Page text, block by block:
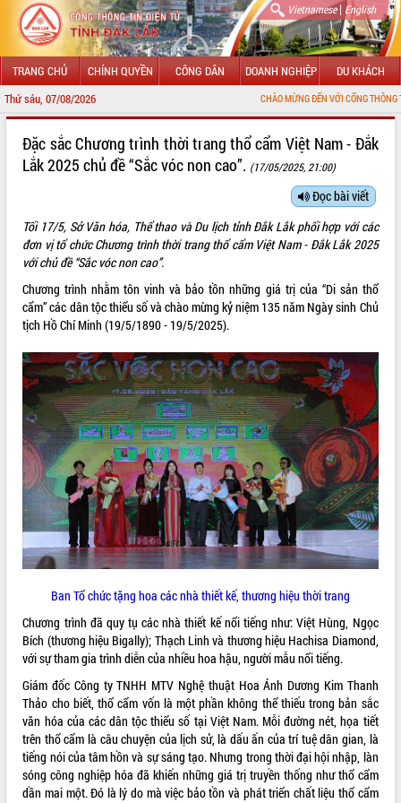
Vietnamese| English
TRANG CHỦ CHÍNH QUYỀN CÔNG DÂN DOANH NGHIỆP DU KHÁCH
Thứ sáu, 07/08/2026 CHÀO MỪNG ĐẾN VỚI CỔNG THÔNG TIN ĐIỆN TỬ
LÃNH ĐẠO UBND TỈNH
SỞ, BAN, NGÀNH
UBND CÁC XÃ, PHƯỜNG
THÔNG TIN CHỈ ĐẠO ĐIỀU HÀNH
HỆ THỐNG VĂN BẢN
VĂN BẢN HĐND TỈNH
ĐIỂM TIN VĂN BẢN
QUY HOẠCH - KẾ HOẠCH
Đặc sắc Chương trình thời trang thổ cẩm Việt Nam - Đắk
Lắk 2025 chủ đề “Sắc vóc non cao”. (17/05/2025, 21:00)
Đọc bài viết
Tối 17/5, Sở Văn hóa, Thể thao và Du lịch tỉnh Đắk Lắk phối hợp với các
đơn vị tổ chức Chương trình thời trang thổ cẩm Việt Nam - Đắk Lắk 2025
với chủ đề “Sắc vóc non cao”.
Chương trình nhằm tôn vinh và bảo tồn những giá trị của “Di sản thổ
cẩm” các dân tộc thiểu số và chào mừng kỷ niệm 135 năm Ngày sinh Chủ
tịch Hồ Chí Minh (19/5/1890 - 19/5/2025).
Ban Tổ chức tặng hoa các nhà thiết kế, thương hiệu thời trang
Chương trình đã quy tụ các nhà thiết kế nổi tiếng như: Việt Hùng, Ngọc
Bích (thương hiệu Bigally); Thạch Linh và thương hiệu Hachisa Diamond,
với sự tham gia trình diễn của nhiều hoa hậu, người mẫu nổi tiếng.
Giám đốc Công ty TNHH MTV Nghệ thuật Hoa Ánh Dương Kim Thanh
Thảo cho biết, thổ cẩm vốn là một phần không thể thiếu trong bản sắc
văn hóa của các dân tộc thiểu số tại Việt Nam. Mỗi đường nét, họa tiết
trên thổ cẩm là câu chuyện của lịch sử, là dấu ấn của trí tuệ dân gian, là
tiếng nói của tâm hồn và sự sáng tạo. Nhưng trong thời đại hội nhập, làn
sóng công nghiệp hóa đã khiến những giá trị truyền thống như thổ cẩm
dần mai một. Đó là lý do mà việc bảo tồn và phát triển chất liệu thổ cẩm